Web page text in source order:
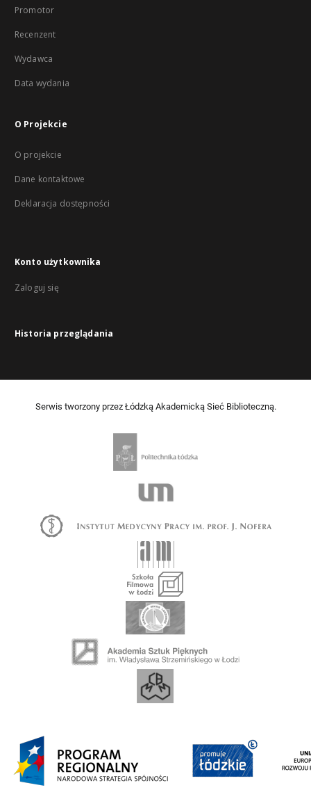
Promotor
Recenzent
Wydawca
Data wydania
O Projekcie
O projekcie
Dane kontaktowe
Deklaracja dostępności
Konto użytkownika
Zaloguj się
Historia przeglądania
Serwis tworzony przez Łódzką Akademicką Sieć Biblioteczną.